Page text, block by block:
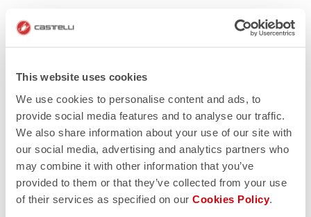
This website uses cookies
We use cookies to personalise content and ads, to
provide social media features and to analyse our traffic.
We also share information about your use of our site with
our social media, advertising and analytics partners who
may combine it with other information that you’ve
provided to them or that they’ve collected from your use
of their services as specified on our Cookies Policy.